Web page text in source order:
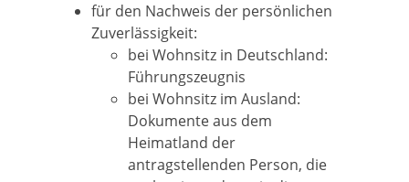
für den Nachweis der persönlichen
Zuverlässigkeit:
bei Wohnsitz in Deutschland:
Führungszeugnis
bei Wohnsitz im Ausland:
Dokumente aus dem
Heimatland der
antragstellenden Person, die